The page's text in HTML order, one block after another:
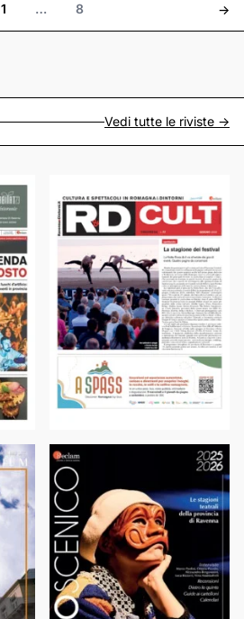
1 … 8 ->
Vedi tutte le riviste ->